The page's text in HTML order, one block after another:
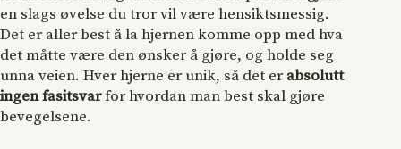
en slags øvelse du tror vil være hensiktsmessig.
Det er aller best å la hjernen komme opp med hva
det måtte være den ønsker å gjøre, og holde seg
unna veien. Hver hjerne er unik, så det erabsolutt
ingen fasitsvarfor hvordan man best skal gjøre
bevegelsene.